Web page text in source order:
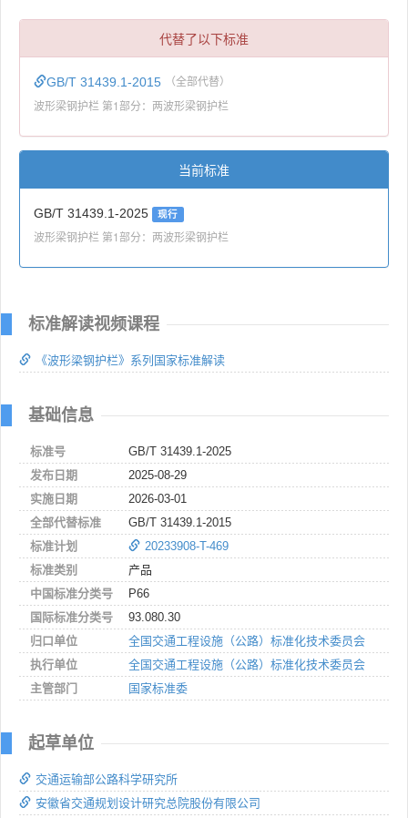
代替了以下标准
GB/T 31439.1-2015 （全部代替）
波形梁钢护栏 第1部分：两波形梁钢护栏
当前标准
GB/T 31439.1-2025 现行
波形梁钢护栏 第1部分：两波形梁钢护栏
标准解读视频课程
《波形梁钢护栏》系列国家标准解读
基础信息
标准号
GB/T 31439.1-2025
发布日期
2025-08-29
实施日期
2026-03-01
全部代替标准
GB/T 31439.1-2015
标准计划
20233908-T-469
标准类别
产品
中国标准分类号
P66
国际标准分类号
93.080.30
归口单位
全国交通工程设施（公路）标准化技术委员会
执行单位
全国交通工程设施（公路）标准化技术委员会
主管部门
国家标准委
起草单位
交通运输部公路科学研究所
安徽省交通规划设计研究总院股份有限公司